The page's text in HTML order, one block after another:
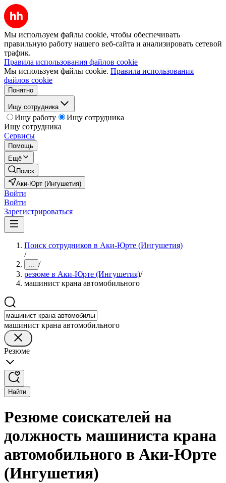
Мы используем файлы cookie, чтобы обеспечивать
правильную работу нашего веб-сайта и анализировать сетевой
трафик.
Правила использования файлов cookie
Мы используем файлы cookie. Правила использования
файлов cookie
Понятно
Ищу сотрудника
Ищу работу
Ищу сотрудника
Ищу сотрудника
Сервисы
Помощь
Ещё
Поиск
Аки-Юрт (Ингушетия)
Войти
Войти
Зарегистрироваться
Поиск сотрудников в Аки-Юрте (Ингушетия)
/
... /
резюме в Аки-Юрте (Ингушетия)/
машинист крана автомобильного
машинист крана автомобильного
Резюме
Найти
Резюме соискателей на
должность машиниста крана
автомобильного в Аки-Юрте
(Ингушетия)